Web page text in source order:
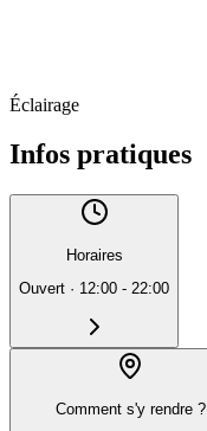
Éclairage
Infos pratiques
Horaires
Ouvert · 12:00 - 22:00
Comment s'y rendre ?